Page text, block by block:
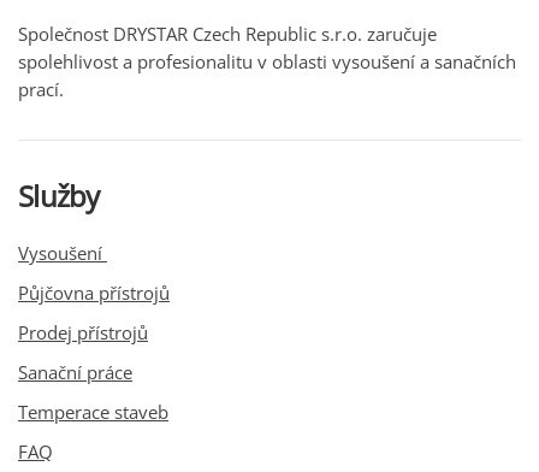
Společnost DRYSTAR Czech Republic s.r.o. zaručuje
spolehlivost a profesionalitu v oblasti vysoušení a sanačních
prací.
Služby
Vysoušení
Půjčovna přístrojů
Prodej přístrojů
Sanační práce
Temperace staveb
FAQ